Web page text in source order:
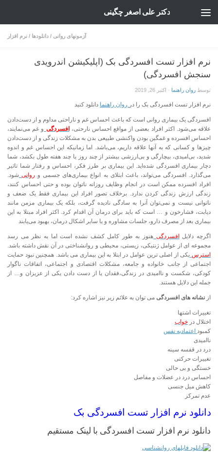
دکتر علی اصغر چگینی
آزمونهای روانی / دانلودها / نرم افزار
نرم افزار تست افسردگی بک (اپلیکیشن اندرویدی
سنجش افسردگی)
توسط روان راهنما · اکتبر 26, 2019
نرم افزار تست افسردگی بک را در روان راهنما دانلود کنید
افسردگی یک بیماری روانی‌ است که باعث احساس غم و ناراحتی مداوم و از دست‌دادن
علاقه می‌شود. اکثر افراد بعضی از مواقع احساس نارحتی،افسردگی و غم می‌نمایند،
احساس افسرده و غمگین بودن واکنشی طبیعی بدن به مشکلات زندگی و از دست‌دادن
چیزها و کسانی که به آنها علاقه داریم، می‌‌باشد. اما زمانیکه این احساس غم و اندوه
شدید، بی‌امیدی، بیچارگی و بی‌ارزشی بیشتر از چند روز یا چند هفته طول بکشد، شما
دچار بیماری افسردگی شده‌اید. این بیماری بر طرز فکر، احساس و رفتار شما تاثیر
می‌گذارد. افسردگی می‌تواند، باعث ابتلای به انواع بیماری‌های جسمی و روانی شود.
افراد افسرده ممکن‌ است در انجام وظایف روزانه ناتوان بوده و حتی احساس کنند،
زندگی ارزش زندگی کردن ندارد. برخلاف تصور افراد این بیماری فقط یک ضعف و
ناتوانی نیست و نمی‌توان آنرا به سادگی نادیده گرفت، بلکه یک بیماری مزمن مانند
دیابت، فشارخون و … است که باید برای درمان آن اقدام کرد. اکثر افراد مبتلا به این
بیماری بعد از مصرف دارو، جلسات مشاوره و یا سایر اشکال درمان، بهبود می‌یابند
اگرچه دلایلافسردگی هنوز به طور کامل کشف نشده است اما به نظر می رسد
مجموعه ای از عوامل ژنتيكی، زيستی، محيطی و روانشناختی در آن نقش داشته باشد.
استرس یکی از اصلی ترین عوامل در ابتلا به این بیماری می باشد. همچنین نبود حمایت
اجتماعی از جانب خانواده و جامعه، مشکلات اقتصادی و اجتماعی، اتفاقات ناگوار
کودکی، شکست و ناامیدی در زندگی،فقدان یا از دست دادن یکی از عزیزان و… از
جمله این دلایل هستند.
از نشانه های افسردگی می توان به علائم زیر نیز اشاره کرد:
تغییرات اشتها
اختلال در خواب
کمبود اعتمادبه نفس
ناامیدی
درد در قفسه سینه
تغییرات حرکتی
خستگی و بی حالی
احساس درد در عضلات و مفاصل
کاهش میل جنسی
عدم تمرکز
دانلود نرم افزار تست افسردگی بک
دانلود نرم افزار تست افسردگی با لینک مستقیم